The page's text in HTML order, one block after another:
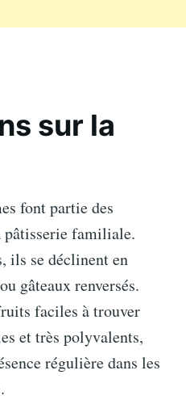
sur la
font partie des
pâtisserie familiale.
ils se déclinent en
gâteaux renversés.
faciles à trouver
et très polyvalents,
régulière dans les